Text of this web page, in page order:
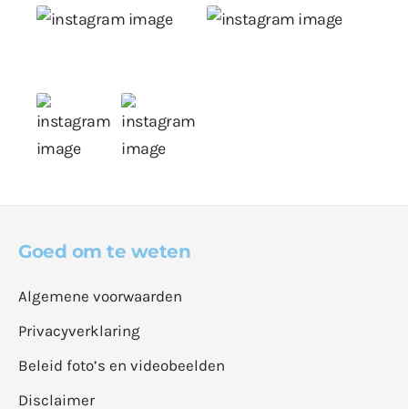
Goed om te weten
Algemene voorwaarden
Privacyverklaring
Beleid foto’s en videobeelden
Disclaimer